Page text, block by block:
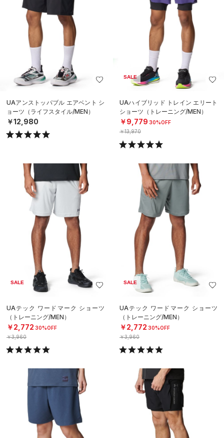
UAアンストッパブル エアベント シ
ョーツ（ライフスタイル/MEN）
￥12,980
SALE
UAハイブリッド トレイン エリート
ショーツ（トレーニング/MEN）
￥9,779 30%OFF
￥13,970
SALE
UAテック ワードマーク ショーツ
（トレーニング/MEN）
￥2,772 30%OFF
￥3,960
SALE
UAテック ワードマーク ショーツ
（トレーニング/MEN）
￥2,772 30%OFF
￥3,960